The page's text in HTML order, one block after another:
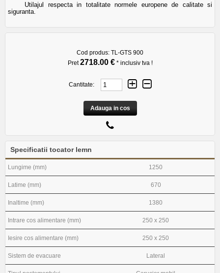
Utilajul respecta in totalitate normele europene de calitate si
siguranta.
Cod produs: TL-GTS 900
Pret2718.00 € * inclusiv tva !
Cantitate:
Adauga in cos
Specificatii tocator lemn
Lungime (mm) 1250
Latime (mm) 670
Inaltime (mm) 1380
Intrare cos alimentare (mm) 250 x 250
Iesire cos alimentare (mm) 250 x 250
Sistem de evacuare Lateral